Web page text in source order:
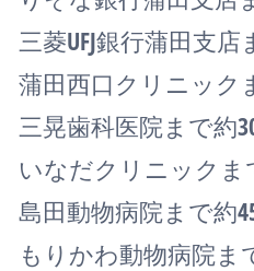
三菱UFJ銀行蒲田支店
蒲田西口クリニック
三晃歯科医院まで約
いなだクリニックま
島田動物病院まで約
もりかわ動物病院ま